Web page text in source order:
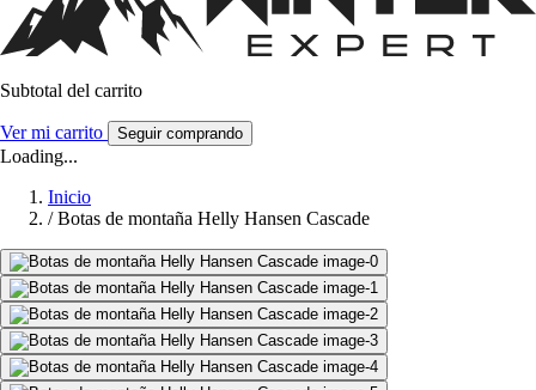
Subtotal del carrito
Ver mi carrito Seguir comprando
Loading...
Inicio
/ Botas de montaña Helly Hansen Cascade